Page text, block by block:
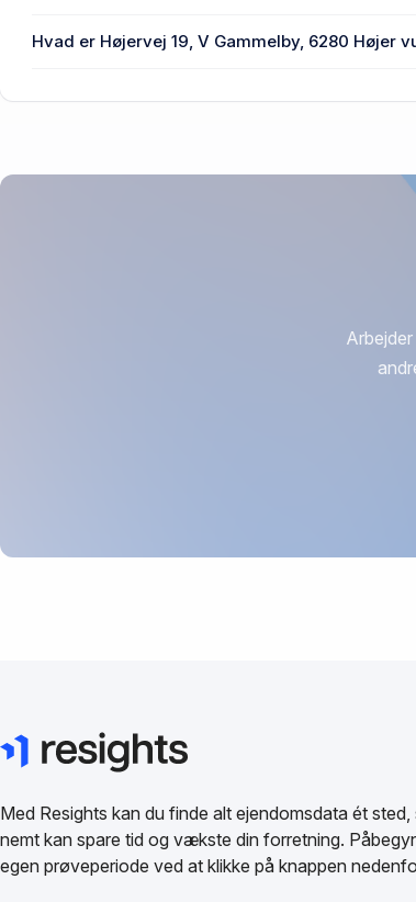
Hvad er Højervej 19, V Gammelby, 6280 Højer
Med Resights kan du finde alt ejendomsdata ét sted,
nemt kan spare tid og vækste din forretning.
egen prøveperiode ved at klikke på knappen